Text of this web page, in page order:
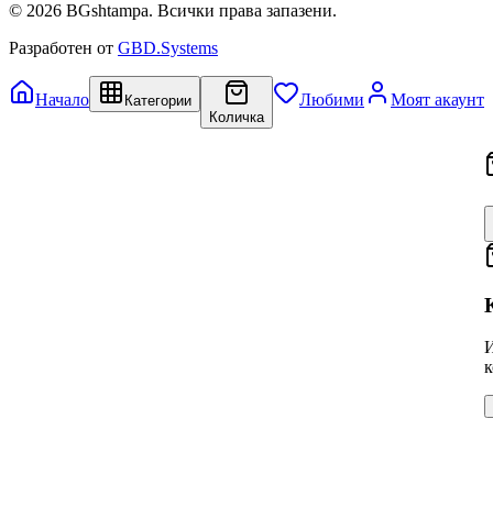
© 2026 BGshtampa. Всички права запазени.
Разработен от GBD.Systems
Начало
Категории
Количка
Любими Моят акаунт